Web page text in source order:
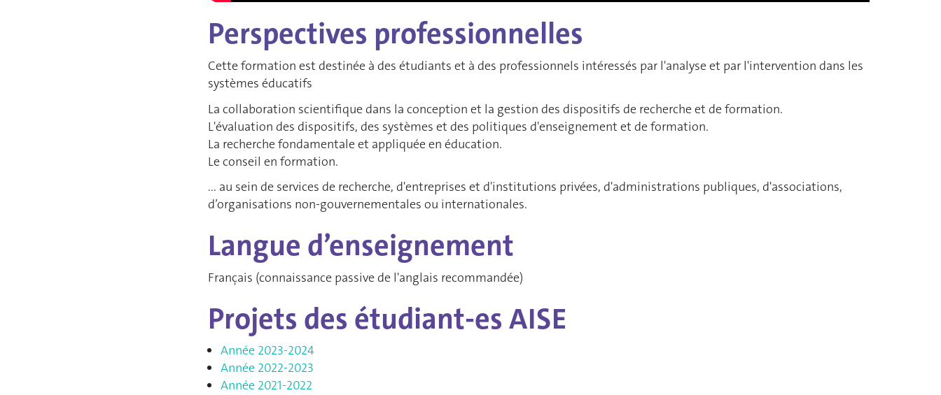
Perspectives professionnelles
Cette formation est destinée à des étudiants et à des professionnels intéressés par l'analyse et par l'intervention dans les
systèmes éducatifs
La collaboration scientifique dans la conception et la gestion des dispositifs de recherche et de formation.
L'évaluation des dispositifs, des systèmes et des politiques d'enseignement et de formation.
La recherche fondamentale et appliquée en éducation.
Le conseil en formation.
... au sein de services de recherche, d'entreprises et d'institutions privées, d'administrations publiques, d'associations,
d’organisations non-gouvernementales ou internationales.
Langue d’enseignement
Français (connaissance passive de l'anglais recommandée)
Projets des étudiant-es AISE
Année 2023-2024
Année 2022-2023
Année 2021-2022